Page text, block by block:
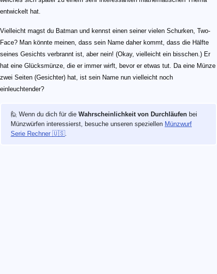
entwickelt hat.
Vielleicht magst du Batman und kennst einen seiner vielen Schurken, Two-
Face? Man könnte meinen, dass sein Name daher kommt, dass die Hälfte
seines Gesichts verbrannt ist, aber nein! (Okay, vielleicht ein bisschen.) Er
hat eine Glücksmünze, die er immer wirft, bevor er etwas tut. Da eine Münze
zwei Seiten (Gesichter) hat, ist sein Name nun vielleicht noch
einleuchtender?
🙋 Wenn du dich für die Wahrscheinlichkeit von Durchläufen bei
Münzwürfen interessierst, besuche unseren speziellen Münzwurf
Serie Rechner 🇺🇸.